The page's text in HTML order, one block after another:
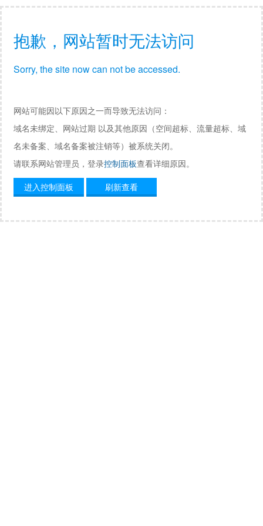
抱歉，网站暂时无法访问
Sorry, the site now can not be accessed.
网站可能因以下原因之一而导致无法访问：
域名未绑定、网站过期 以及其他原因（空间超标、流量超标、域
名未备案、域名备案被注销等）被系统关闭。
请联系网站管理员，登录控制面板查看详细原因。
进入控制面板
刷新查看